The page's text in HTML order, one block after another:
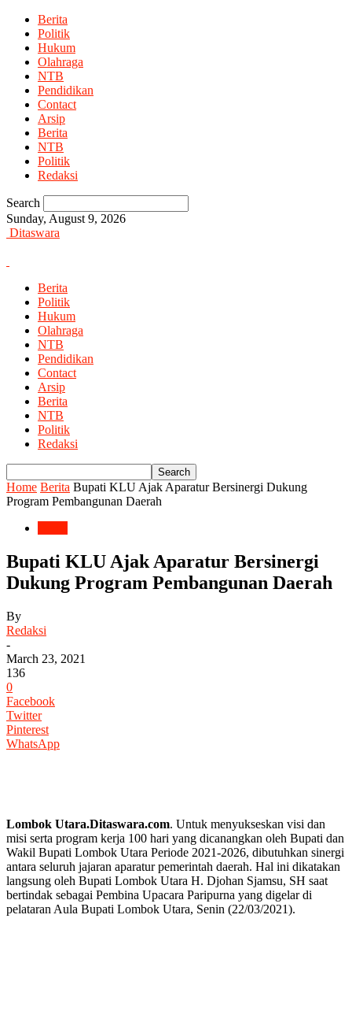
Berita
Politik
Hukum
Olahraga
NTB
Pendidikan
Contact
Arsip
Berita
NTB
Politik
Redaksi
Search
Sunday, August 9, 2026
Ditaswara
Berita
Politik
Hukum
Olahraga
NTB
Pendidikan
Contact
Arsip
Berita
NTB
Politik
Redaksi
Home Berita Bupati KLU Ajak Aparatur Bersinergi Dukung
Program Pembangunan Daerah
Bupati KLU Ajak Aparatur Bersinergi
Dukung Program Pembangunan Daerah
By
Redaksi
-
March 23, 2021
136
0
Facebook
Twitter
Pinterest
WhatsApp
Lombok Utara.Ditaswara.com. Untuk menyukseskan visi dan
misi serta program kerja 100 hari yang dicanangkan oleh Bupati dan
Wakil Bupati Lombok Utara Periode 2021-2026, dibutuhkan sinergi
antara seluruh jajaran aparatur pemerintah daerah. Hal ini dikatakan
langsung oleh Bupati Lombok Utara H. Djohan Sjamsu, SH saat
bertindak sebagai Pembina Upacara Paripurna yang digelar di
pelataran Aula Bupati Lombok Utara, Senin (22/03/2021).